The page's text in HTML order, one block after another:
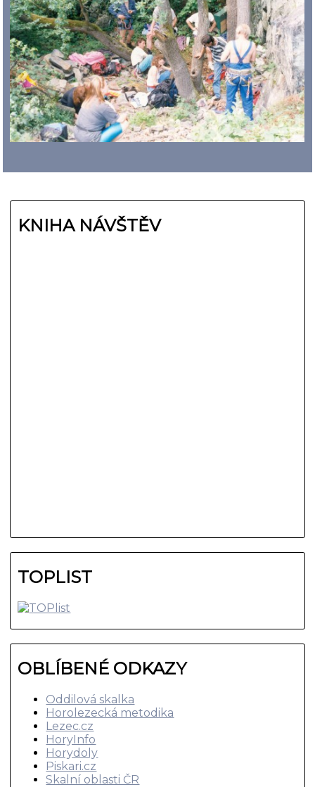
KNIHA NÁVŠTĚV
TOPLIST
OBLÍBENÉ ODKAZY
Oddilová skalka
Horolezecká metodika
Lezec.cz
HoryInfo
Horydoly
Piskari.cz
Skalní oblasti ČR